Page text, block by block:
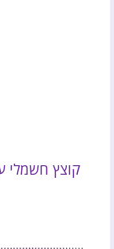
קוצץ חשמלי עם